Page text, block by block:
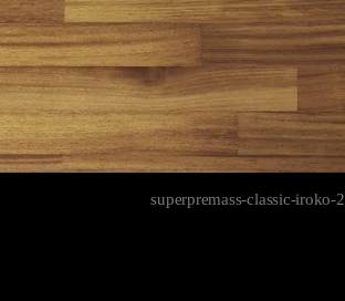
superpremass-classic-iroko-2